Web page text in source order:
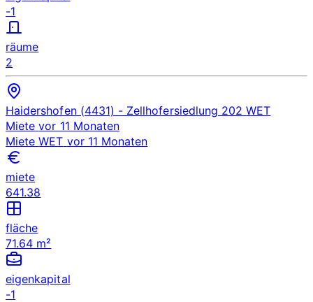
-1
räume
2
Haidershofen (4431) - Zellhofersiedlung 202 WET
Miete vor 11 Monaten
Miete WET vor 11 Monaten
miete
641.38
fläche
71.64 m²
eigenkapital
-1